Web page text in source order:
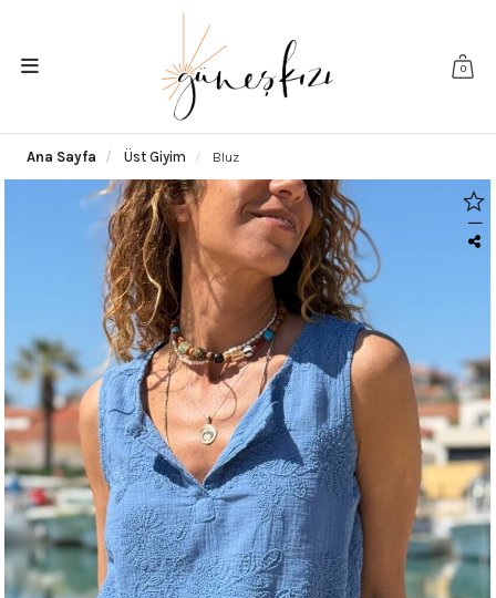
0
Ana Sayfa Üst Giyim Bluz
|